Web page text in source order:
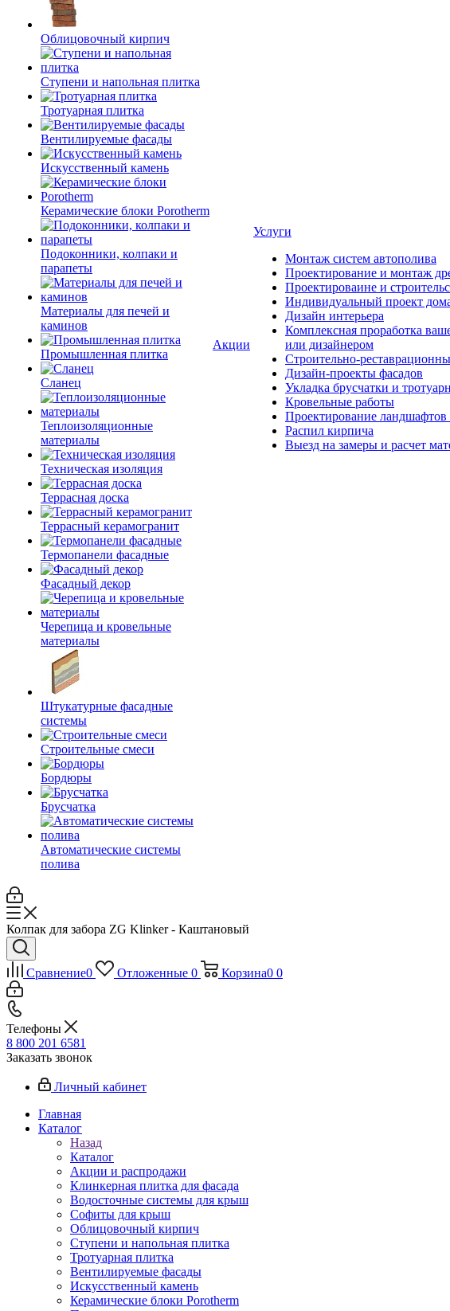
Облицовочный кирпич
Ступени и напольная плитка
Тротуарная плитка
Вентилируемые фасады
Искусственный камень
Керамические блоки Porotherm
Подоконники, колпаки и
парапеты
Материалы для печей и
каминов
Промышленная плитка
Сланец
Теплоизоляционные
материалы
Техническая изоляция
Террасная доска
Террасный керамогранит
Термопанели фасадные
Фасадный декор
Черепица и кровельные
материалы
Штукатурные фасадные
системы
Строительные смеси
Бордюры
Брусчатка
Автоматические системы
полива
Акции
Услуги
Монтаж систем автополива
Проектирование и монтаж
Проектироваине и
Индивидуальный проект
Дизайн интерьера
Комплексная проработка
или дизайнером
Строительно-
Дизайн-проекты фасадов
Укладка брусчатки и
Кровельные работы
Проектирование
Распил кирпича
Выезд на замеры и расчет
Колпак для забора ZG Klinker - Каштановый
Сравнение0 Отложенные 0 Корзина0 0
Телефоны
8 800 201 6581
Заказать звонок
Личный кабинет
Главная
Каталог
Назад
Каталог
Акции и распродажи
Клинкерная плитка для фасада
Водосточные системы для крыш
Софиты для крыш
Облицовочный кирпич
Ступени и напольная плитка
Тротуарная плитка
Вентилируемые фасады
Искусственный камень
Керамические блоки Porotherm